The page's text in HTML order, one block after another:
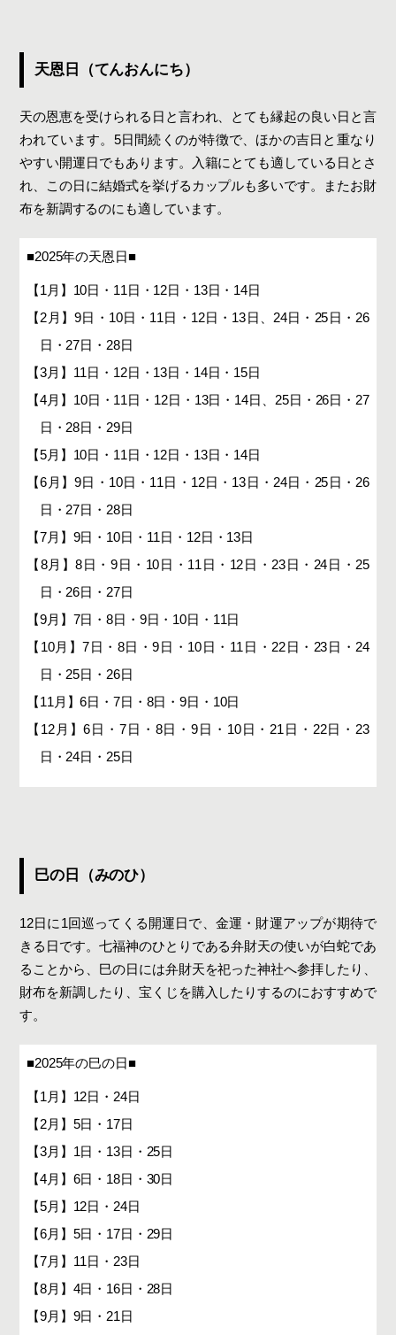
天恩日（てんおんにち）
天の恩恵を受けられる日と言われ、とても縁起の良い日と言
われています。5日間続くのが特徴で、ほかの吉日と重なり
やすい開運日でもあります。入籍にとても適している日とさ
れ、この日に結婚式を挙げるカップルも多いです。またお財
布を新調するのにも適しています。
■2025年の天恩日■
【1月】10日・11日・12日・13日・14日
【2月】9日・10日・11日・12日・13日、24日・25日・26
日・27日・28日
【3月】11日・12日・13日・14日・15日
【4月】10日・11日・12日・13日・14日、25日・26日・27
日・28日・29日
【5月】10日・11日・12日・13日・14日
【6月】9日・10日・11日・12日・13日・24日・25日・26
日・27日・28日
【7月】9日・10日・11日・12日・13日
【8月】8日・9日・10日・11日・12日・23日・24日・25
日・26日・27日
【9月】7日・8日・9日・10日・11日
【10月】7日・8日・9日・10日・11日・22日・23日・24
日・25日・26日
【11月】6日・7日・8日・9日・10日
【12月】6日・7日・8日・9日・10日・21日・22日・23
日・24日・25日
巳の日（みのひ）
12日に1回巡ってくる開運日で、金運・財運アップが期待で
きる日です。七福神のひとりである弁財天の使いが白蛇であ
ることから、巳の日には弁財天を祀った神社へ参拝したり、
財布を新調したり、宝くじを購入したりするのにおすすめで
す。
■2025年の巳の日■
【1月】12日・24日
【2月】5日・17日
【3月】1日・13日・25日
【4月】6日・18日・30日
【5月】12日・24日
【6月】5日・17日・29日
【7月】11日・23日
【8月】4日・16日・28日
【9月】9日・21日